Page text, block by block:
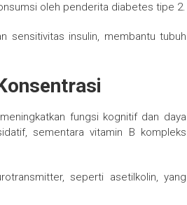
oleh penderita diabetes tipe 2.
sensitivitas insulin, membantu tubuh
fungsi kognitif dan daya
sementara vitamin B kompleks
seperti asetilkolin, yang